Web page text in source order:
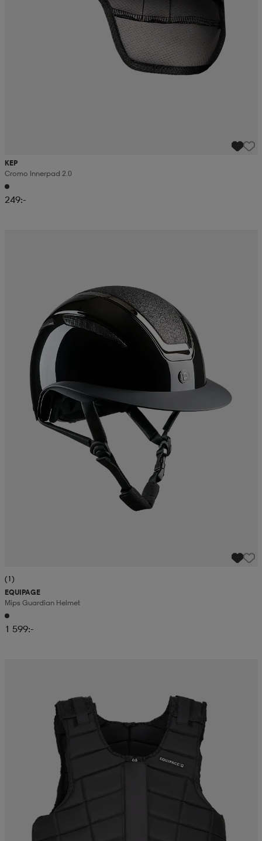
KEP
Cromo Innerpad 2.0
249:-
(1)
EQUIPAGE
Mips Guardian Helmet
1 599:-